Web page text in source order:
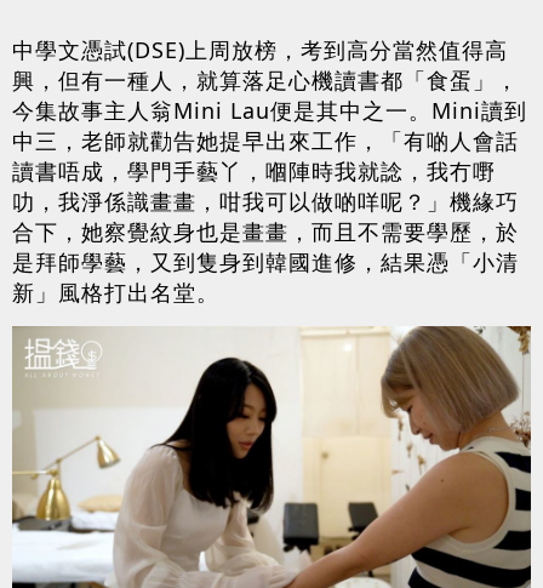
中學文憑試(DSE)上周放榜，考到高分當然值得高
興，但有一種人，就算落足心機讀書都「食蛋」，
今集故事主人翁Mini Lau便是其中之一。Mini讀到
中三，老師就勸告她提早出來工作，「有啲人會話
讀書唔成，學門手藝丫，嗰陣時我就諗，我冇嘢
叻，我淨係識畫畫，咁我可以做啲咩呢？」機緣巧
合下，她察覺紋身也是畫畫，而且不需要學歷，於
是拜師學藝，又到隻身到韓國進修，結果憑「小清
新」風格打出名堂。